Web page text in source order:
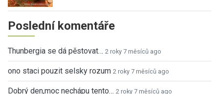
Poslední komentáře
Thunbergia se dá pěstovat… 2 roky 7 měsíců ago
ono staci pouzit selsky rozum 2 roky 7 měsíců ago
Dobrý den,moc nechápu tento… 2 roky 7 měsíců ago